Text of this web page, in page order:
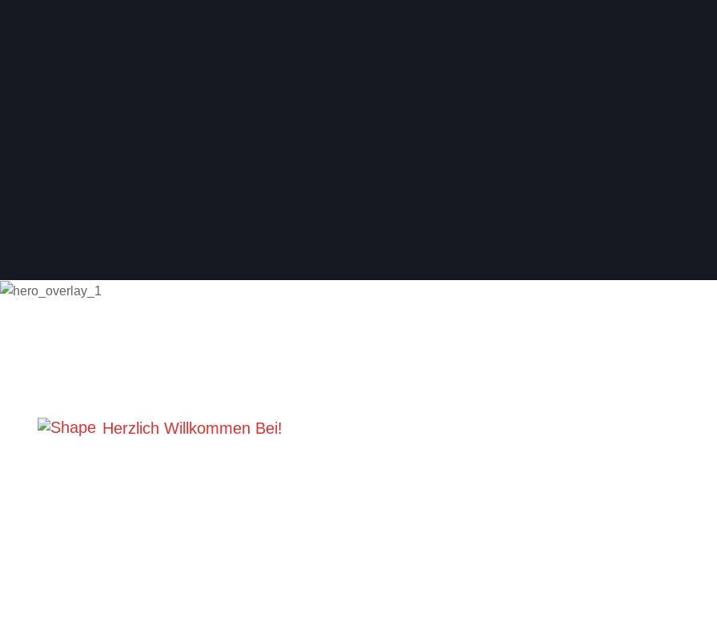
Herzlich Willkommen Bei!